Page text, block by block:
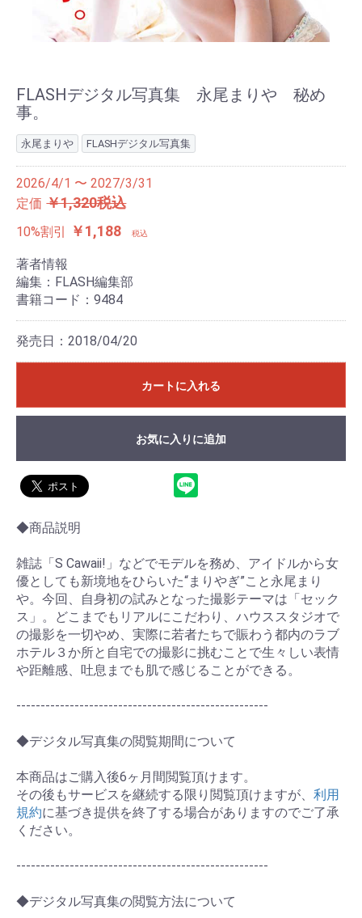
FLASHデジタル写真集 永尾まりや 秘め
事。
永尾まりや FLASHデジタル写真集
2026/4/1 〜 2027/3/31
定価 ￥1,320税込
10%割引 ￥1,188 税込
著者情報
編集：FLASH編集部
書籍コード：9484
発売日：2018/04/20
カートに入れる
お気に入りに追加
◆商品説明
雑誌「S Cawaii!」などでモデルを務め、アイドルから女
優としても新境地をひらいた“まりやぎ”こと永尾まり
や。今回、自身初の試みとなった撮影テーマは「セック
ス」。どこまでもリアルにこだわり、ハウススタジオで
の撮影を一切やめ、実際に若者たちで賑わう都内のラブ
ホテル３か所と自宅での撮影に挑むことで生々しい表情
や距離感、吐息までも肌で感じることができる。
----------------------------------------------------
◆デジタル写真集の閲覧期間について
本商品はご購入後6ヶ月間閲覧頂けます。
その後もサービスを継続する限り閲覧頂けますが、 利用
規約に基づき提供を終了する場合がありますのでご了承
ください。
----------------------------------------------------
◆デジタル写真集の閲覧方法について